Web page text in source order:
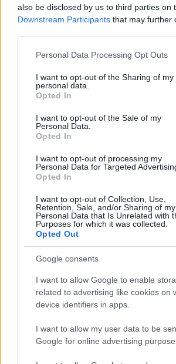
also be disclosed by us to third parties on
Downstream Participants that may further
Please note that this website/app uses
not limited to your visit or usage
grant or deny consent to Google and its
use your data for below specified
consent section.
Personal Data Processing Opt Outs
I want to opt-out of the Sharing of my
personal data.
Opted In
I want to opt-out of the Sale of my
Personal Data.
Opted In
I want to opt-out of processing my
Personal Data for Targeted
Opted In
I want to opt-out of Collection, Use,
Retention, Sale, and/or Sharing of my
Personal Data that Is Unrelated with
Purposes for which it was collected.
Opted Out
Google consents
I want to allow Google to enable
related to advertising like cookies on
device identifiers in apps.
I want to allow my user data to be
Google for online advertising
bplus
«Βροχή τα βέλη», με τον
Το πρόγραμμα περιοδείας
27.09.2025
Styling tips
Οι κανόνες που ακολουθούν
χάσουν το στιλ τους
13.01.2025byΣοφια Σουζα
Styling tips
Τι παπούτσια φοράμε στη
13.01.2025byΣοφια Σουζα
Fashion
μία μοναδική on stage
εκθαμβωτική δημιουργία